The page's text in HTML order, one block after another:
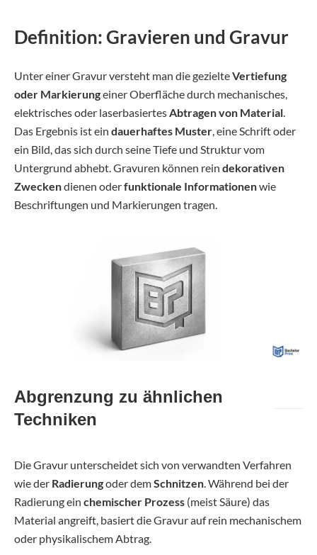
Definition: Gravieren und Gravur
Unter einer Gravur versteht man die gezielteVertiefung
oder Markierungeiner Oberfläche durch mechanisches,
elektrisches oder laserbasiertesAbtragen von Material.
Das Ergebnis ist ein dauerhaftes Muster, eine Schrift oder
ein Bild, das sich durch seine Tiefe und Struktur vom
Untergrund abhebt. Gravuren können rein dekorativen
Zweckendienen oderfunktionale Informationenwie
Beschriftungen und Markierungen tragen.
Abgrenzung zu ähnlichen
Techniken
Die Gravur unterscheidet sich von verwandten Verfahren
wie der Radierungoder demSchnitzen . Während bei der
Radierung ein chemischer Prozess (meist Säure) das
Material angreift, basiert die Gravur auf rein mechanischem
oder physikalischem Abtrag.